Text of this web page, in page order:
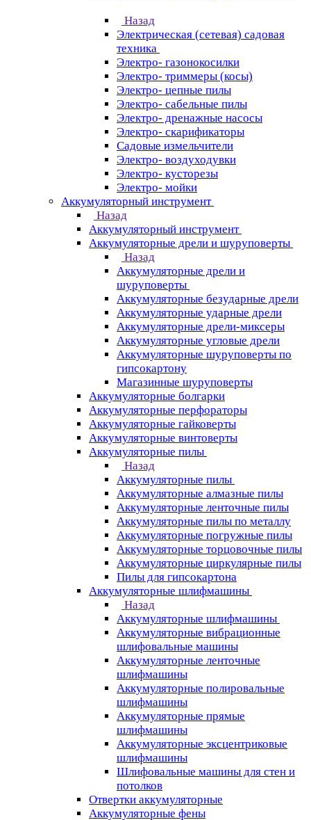
Назад
Электрическая (сетевая) садовая
техника
Электро- газонокосилки
Электро- триммеры (косы)
Электро- цепные пилы
Электро- сабельные пилы
Электро- дренажные насосы
Электро- скарификаторы
Садовые измельчители
Электро- воздуходувки
Электро- кусторезы
Электро- мойки
Аккумуляторный инструмент
Назад
Аккумуляторный инструмент
Аккумуляторные дрели и шуруповерты
Назад
Аккумуляторные дрели и
шуруповерты
Аккумуляторные безударные дрели
Аккумуляторные ударные дрели
Аккумуляторные дрели-миксеры
Аккумуляторные угловые дрели
Аккумуляторные шуруповерты по
гипсокартону
Магазинные шуруповерты
Аккумуляторные болгарки
Аккумуляторные перфораторы
Аккумуляторные гайковерты
Аккумуляторные винтоверты
Аккумуляторные пилы
Назад
Аккумуляторные пилы
Аккумуляторные алмазные пилы
Аккумуляторные ленточные пилы
Аккумуляторные пилы по металлу
Аккумуляторные погружные пилы
Аккумуляторные торцовочные пилы
Аккумуляторные циркулярные пилы
Пилы для гипсокартона
Аккумуляторные шлифмашины
Назад
Аккумуляторные шлифмашины
Аккумуляторные вибрационные
шлифовальные машины
Аккумуляторные ленточные
шлифмашины
Аккумуляторные полировальные
шлифмашины
Аккумуляторные прямые
шлифмашины
Аккумуляторные эксцентриковые
шлифмашины
Шлифовальные машины для стен и
потолков
Отвертки аккумуляторные
Аккумуляторные фены